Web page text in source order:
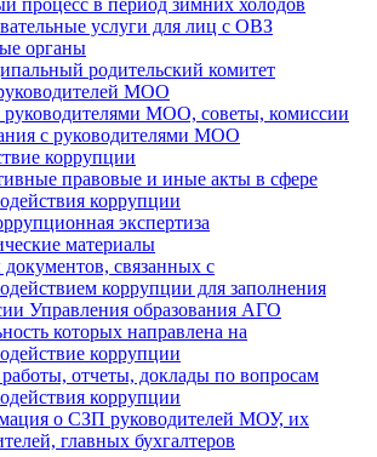
процесс в период зимних холодов
услуги для лиц с ОВЗ
органы
родительский комитет
МОО
МОО, советы, комиссии
с руководителями МОО
коррупции
правовые и иные акты в сфере
коррупции
экспертиза
материалы
связанных с
коррупции для заполнения
Управления образования АГО
которых направлена на
коррупции
отчеты, доклады по вопросам
коррупции
о СЗП руководителей МОУ, их
главных бухгалтеров